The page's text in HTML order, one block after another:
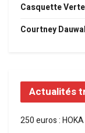
Casquette Verte
Courtney
Actualités
250 euros :